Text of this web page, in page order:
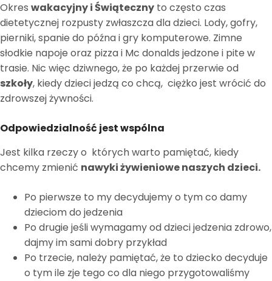
Okres wakacyjny i Świąteczny to często czas
dietetycznej rozpusty zwłaszcza dla dzieci. Lody, gofry,
pierniki, spanie do późna i gry komputerowe. Zimne
słodkie napoje oraz pizza i Mc donalds jedzone i pite w
trasie. Nic więc dziwnego, że po każdej przerwie od
szkoły, kiedy dzieci jedzą co chcą, ciężko jest wrócić do
zdrowszej żywności.
Odpowiedzialność jest wspólna
Jest kilka rzeczy o których warto pamiętać, kiedy
chcemy zmienić nawyki żywieniowe naszych dzieci.
Po pierwsze to my decydujemy o tym co damy
dzieciom do jedzenia
Po drugie jeśli wymagamy od dzieci jedzenia zdrowo,
dajmy im sami dobry przykład
Po trzecie, należy pamiętać, że to dziecko decyduje
o tym ile zje tego co dla niego przygotowaliśmy